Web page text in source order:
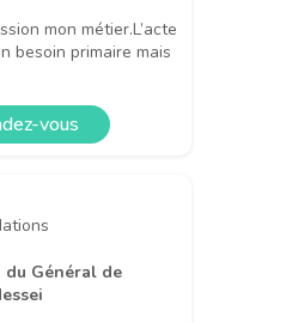
mon métier.L’acte
besoin primaire mais
vous
du Général de